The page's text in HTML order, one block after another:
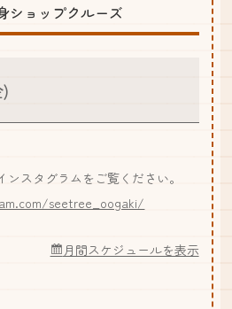
ショップクルーズ
スタグラムをご覧ください。
seetree_oogaki/
月間スケジュールを表示